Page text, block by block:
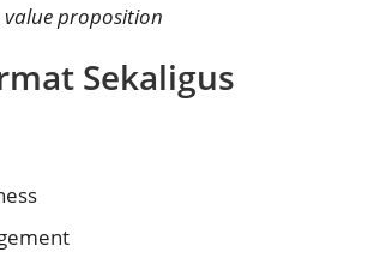
value proposition
Sekaligus